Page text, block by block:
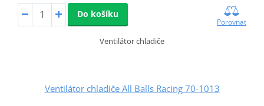
Do košíku
Porovnat
Ventilátor chladiče
Ventilátor chladiče All Balls Racing 70-1013